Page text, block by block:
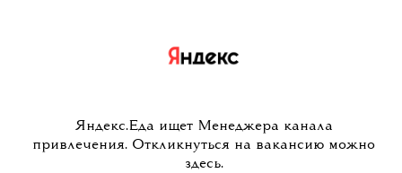
Яндекс.Еда ищет Менеджера канала
привлечения. Откликнуться на вакансию можно
здесь.